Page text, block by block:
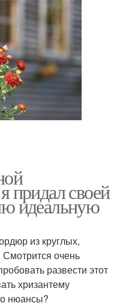
придал своей
идеальную
из круглых,
Смотрится очень
развести этот
хризантему
нюансы?